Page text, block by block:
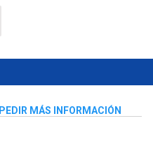
PEDIR MÁS INFORMACIÓN